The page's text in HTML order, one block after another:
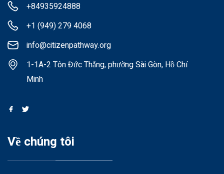
+84935924888
+1 (949) 279 4068
info@citizenpathway.org
1-1A-2 Tôn Đức Thắng, phường Sài Gòn, Hồ Chí
Minh
Về chúng tôi